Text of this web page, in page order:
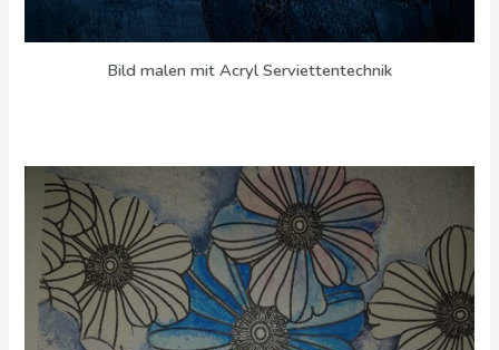
Bild malen mit Acryl Serviettentechnik